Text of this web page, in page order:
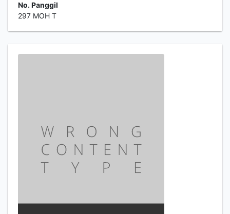
No. Panggil
297 MOH T